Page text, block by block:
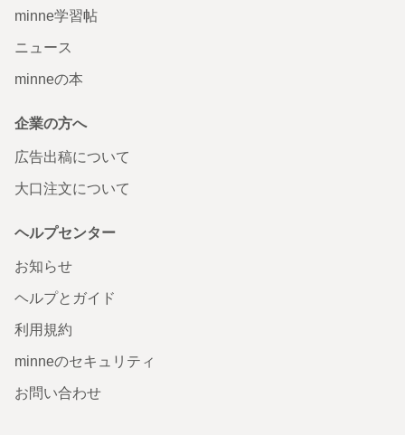
minne学習帖
ニュース
minneの本
企業の方へ
広告出稿について
大口注文について
ヘルプセンター
お知らせ
ヘルプとガイド
利用規約
minneのセキュリティ
お問い合わせ